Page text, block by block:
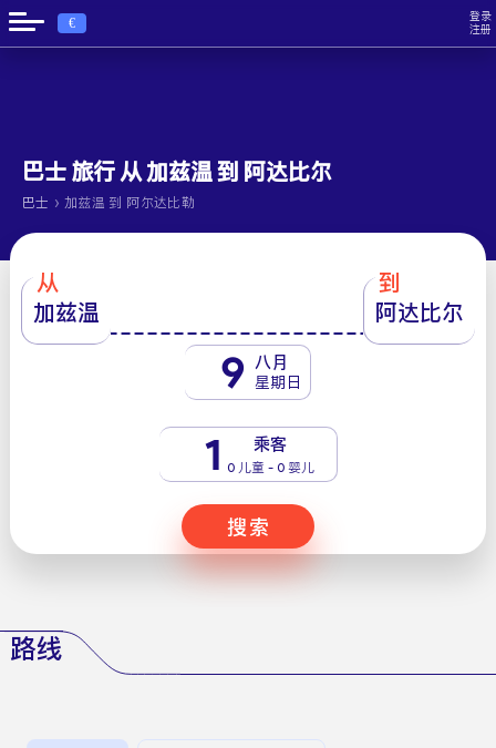
€
登录
注册
巴士 旅行 从 加兹温 到 阿达比尔
巴士 › 加兹温 到 阿尔达比勒
从
加兹温
到
阿达比尔
9 八月
星期日
1 乘客
0 儿童 - 0 婴儿
搜索
路线